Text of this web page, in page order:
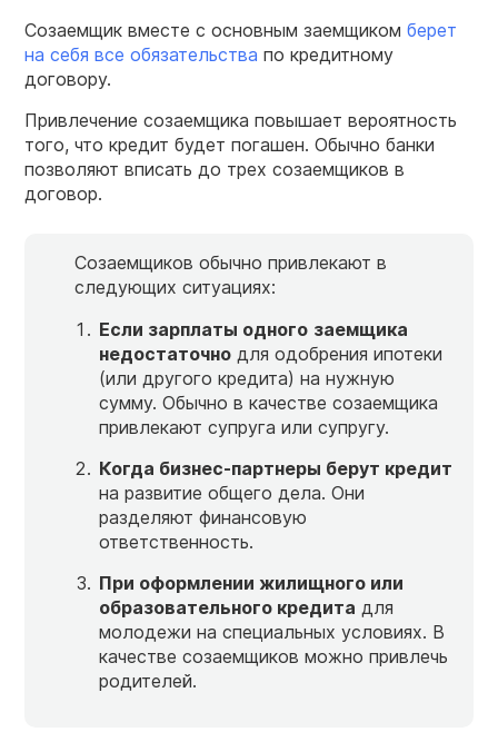
Созаемщик вместе с основным заемщиком берет
на себя все обязательства по кредитному
договору.
Привлечение созаемщика повышает вероятность
того, что кредит будет погашен. Обычно банки
позволяют вписать до трех созаемщиков в
договор.
Созаемщиков обычно привлекают в
следующих ситуациях:
Если зарплаты одного заемщика
недостаточно для одобрения ипотеки
(или другого кредита) на нужную
сумму. Обычно в качестве созаемщика
привлекают супруга или супругу.
Когда бизнес-партнеры берут кредит
на развитие общего дела. Они
разделяют финансовую
ответственность.
При оформлении жилищного или
образовательного кредита для
молодежи на специальных условиях. В
качестве созаемщиков можно привлечь
родителей.